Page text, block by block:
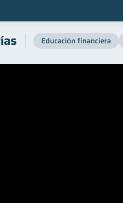
Educación financiera